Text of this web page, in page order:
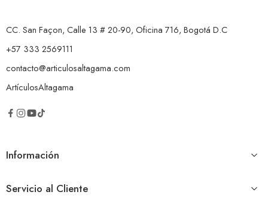
CC. San Façon, Calle 13 # 20-90, Oficina 716, Bogotá D.C
+57 333 2569111
contacto@articulosaltagama.com
ArtículosAltagama
Información
Servicio al Cliente